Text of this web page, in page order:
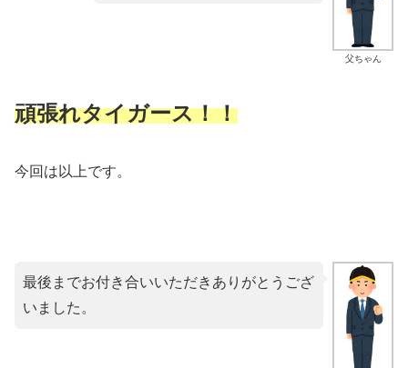
父ちゃん
頑張れタイガース！！
今回は以上です。
最後までお付き合いいただきありがとうござ
いました。